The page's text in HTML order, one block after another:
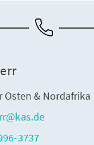
Osten & Nordafrika
3737